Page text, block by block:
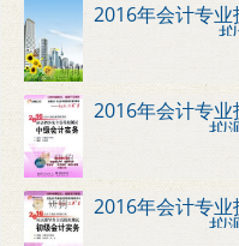
2016年会计专
2016年会计专
拟
2016年会计专
拟